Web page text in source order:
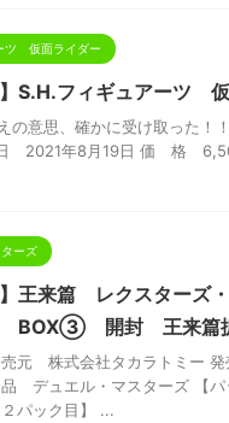
ツ 仮面ライダー
】S.H.フィギュアーツ
の意思、確かに受け取った
日 2021年8月19日 価 格
ーズ
】王来篇 レクスターズ
BOX③ 開封 王来篇拡
売元 株式会社タカラトミ
デュエル・マスターズ 【
パック目】 ...